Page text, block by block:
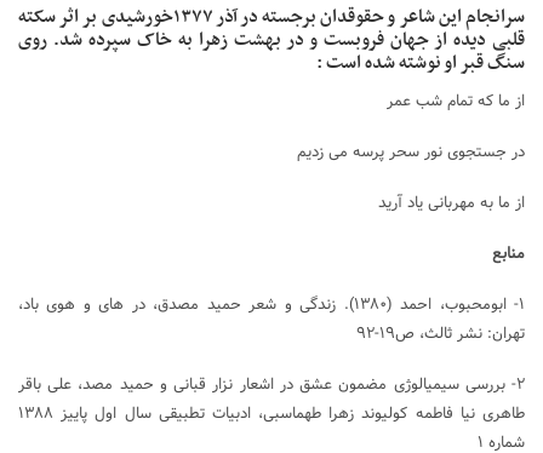
سرانجام این شاعر و حقوقدان برجسته در آذر ۱۳۷۷خورشیدی بر اثر سکته
قلبی دیده از جهان فروبست و در بهشت زهرا به خاک سپرده شد. روی
سنگ قبر او نوشته شده است :
از ما که تمام شب عمر
در جستجوی نور سحر پرسه می زدیم
از ما به مهربانی یاد آرید
منابع
۱- ابومحبوب، احمد (۱۳۸۰). زندگی و شعر حمید مصدق، در های و هوی باد،
تهران: نشر ثالث، ص۱۹-۹۲
۲- بررسی سیمیالوژی مضمون عشق در اشعار نزار قبانی و حمید مصد، علی باقر
طاهری نیا فاطمه کولیوند زهرا طهماسبی، ادبیات تطبیقی سال اول پاییز ۱۳۸۸
شماره ۱